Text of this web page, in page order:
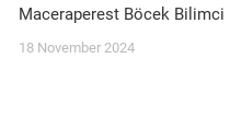
Maceraperest Böcek Bilimci
18 November 2024